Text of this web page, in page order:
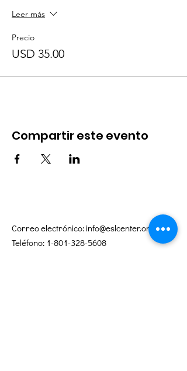
Leer más
Precio
USD 35.00
Compartir este evento
Correo electrónico:info@eslcenter.org
Teléfono: 1-801-328-5608